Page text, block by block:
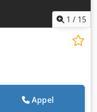
1 / 15
Appel